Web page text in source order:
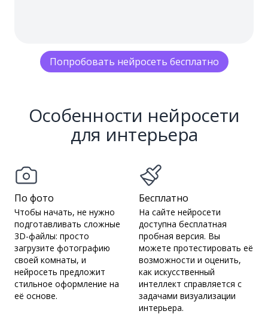
Попробовать нейросеть бесплатно
Особенности нейросети
для интерьера
По фото
Чтобы начать, не нужно
подготавливать сложные
3D-файлы: просто
загрузите фотографию
своей комнаты, и
нейросеть предложит
стильное оформление на
её основе.
Бесплатно
На сайте нейросети
доступна бесплатная
пробная версия. Вы
можете протестировать её
возможности и оценить,
как искусственный
интеллект справляется с
задачами визуализации
интерьера.